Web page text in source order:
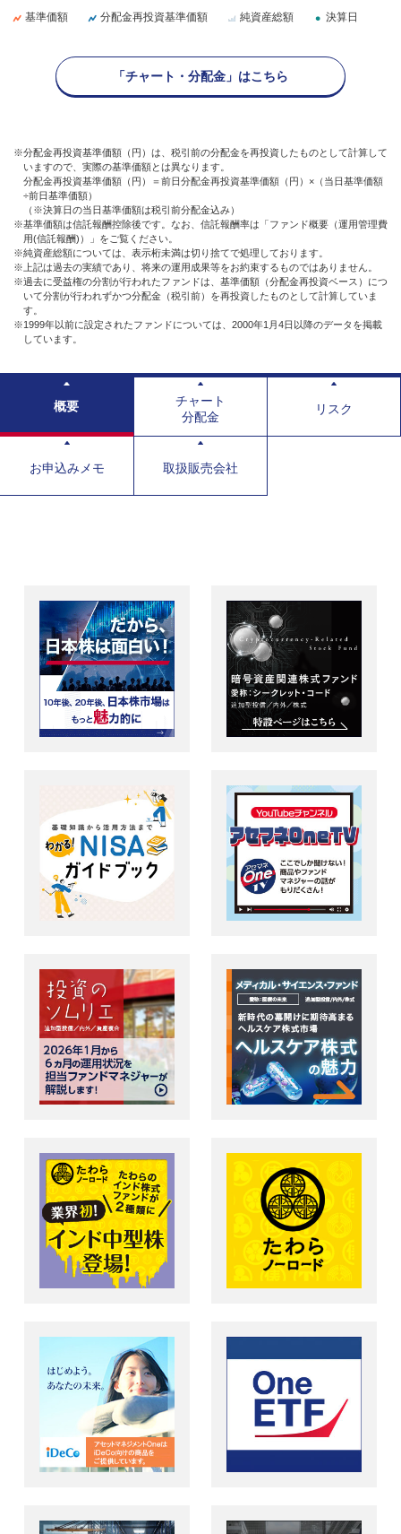
基準価額 分配金再投資基準価額 純資産総額 決算日
「チャート・分配金」はこちら
※分配金再投資基準価額（円）は、税引前の分配金を再投資したものとして計算して
いますので、実際の基準価額とは異なります。
分配金再投資基準価額（円）＝前日分配金再投資基準価額（円）×（当日基準価額
÷前日基準価額）
（※決算日の当日基準価額は税引前分配金込み）
※基準価額は信託報酬控除後です。なお、信託報酬率は「ファンド概要（運用管理費
用(信託報酬)）」をご覧ください。
※純資産総額については、表示桁未満は切り捨てで処理しております。
※上記は過去の実績であり、将来の運用成果等をお約束するものではありません。
※過去に受益権の分割が行われたファンドは、基準価額（分配金再投資ベース）につ
いて分割が行われずかつ分配金（税引前）を再投資したものとして計算していま
す。
※1999年以前に設定されたファンドについては、2000年1月4日以降のデータを掲載
しています。
概要
チャート
分配金
リスク
お申込みメモ 取扱販売会社